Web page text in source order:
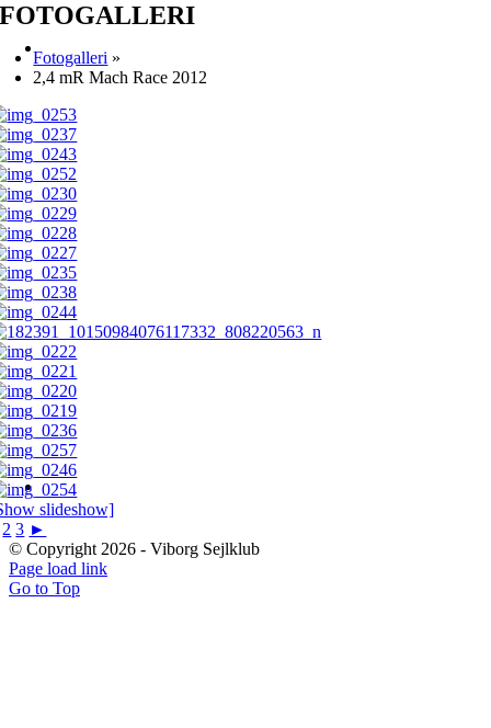
FOTOGALLERI
Fotogalleri »
2,4 mR Mach Race 2012
slideshow]
2 3 ►
© Copyright 2026 - Viborg Sejlklub
Page load link
Go to Top